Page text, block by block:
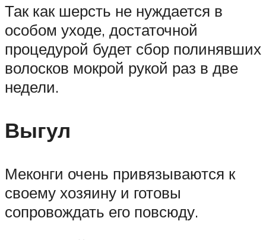
Так как шерсть не нуждается в
особом уходе, достаточной
процедурой будет сбор полинявших
волосков мокрой рукой раз в две
недели.
Выгул
Меконги очень привязываются к
своему хозяину и готовы
сопровождать его повсюду.